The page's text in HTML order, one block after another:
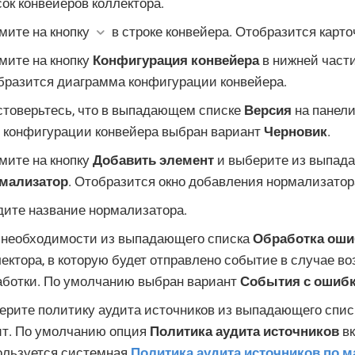
конвейеров коллектора.
на кнопку
в строке конвейера. Отобразится
на кнопку Конфигурация конвейерав нижней
диаграмма конфигурации конвейера.
что в выпадающем списке Версия на
конфигурации конвейера выбран вариант Черновик.
на кнопку Добавить элемент и выберите из
. Отобразится окно добавления
название нормализатора.
из выпадающего спискаОбработка
в которую будет отправлено событие в случае
По умолчанию выбран вариант События с
политику аудита источников из выпадающего
По умолчанию опция Политика аудита источников